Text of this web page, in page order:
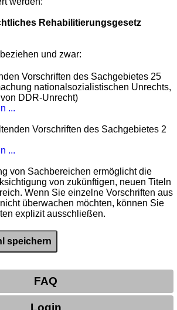
Rehabilitierungsgesetz
und zwar:
Vorschriften des Sachgebietes 25
nationalsozialistischen Unrechts,
DDR-Unrecht)
...
Vorschriften des Sachgebietes 2
...
von Sachbereichen ermöglicht die
von zukünftigen, neuen Titeln
Wenn Sie einzelne Vorschriften aus
überwachen möchten, können Sie
explizit ausschließen.
FAQ
Login